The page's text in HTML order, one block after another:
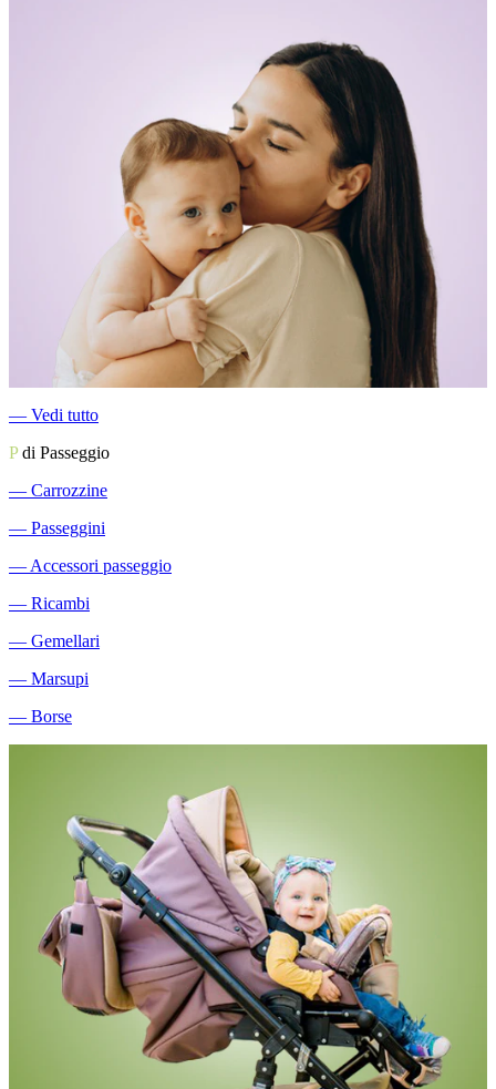
― Vedi tutto
Pdi Passeggio
― Carrozzine
― Passeggini
― Accessori passeggio
― Ricambi
― Gemellari
― Marsupi
― Borse